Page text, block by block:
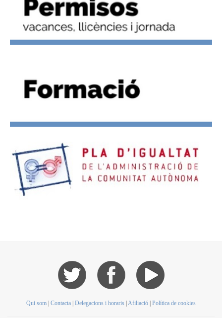
Qui som Contacta Delegacions i horaris Afiliació Política de cookies